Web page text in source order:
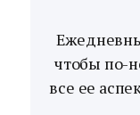
чтобы по-
все ее